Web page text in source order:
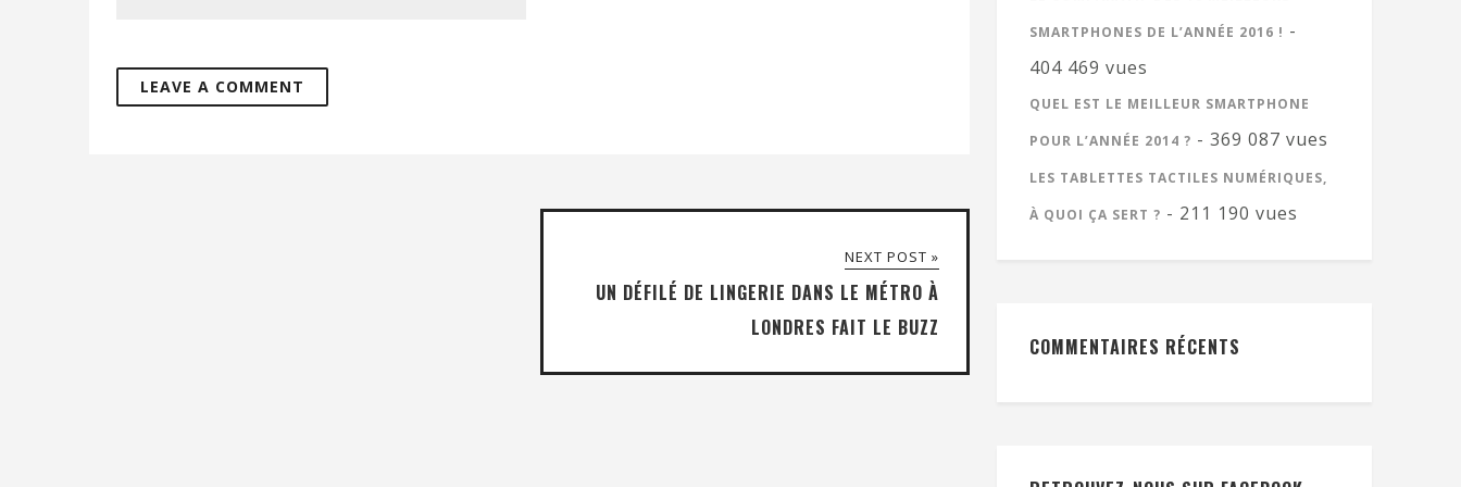
NEXT POST »
UN DÉFILÉ DE LINGERIE DANS LE MÉTRO À
LONDRES FAIT LE BUZZ
SMARTPHONES DE L’ANNÉE 2016 ! -
404 469 vues
QUEL EST LE MEILLEUR SMARTPHONE
POUR L’ANNÉE 2014 ? - 369 087 vues
LES TABLETTES TACTILES NUMÉRIQUES,
À QUOI ÇA SERT ? - 211 190 vues
COMMENTAIRES RÉCENTS